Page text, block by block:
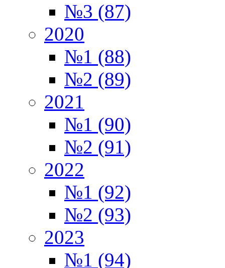
№3 (87)
2020
№1 (88)
№2 (89)
2021
№1 (90)
№2 (91)
2022
№1 (92)
№2 (93)
2023
№1 (94)